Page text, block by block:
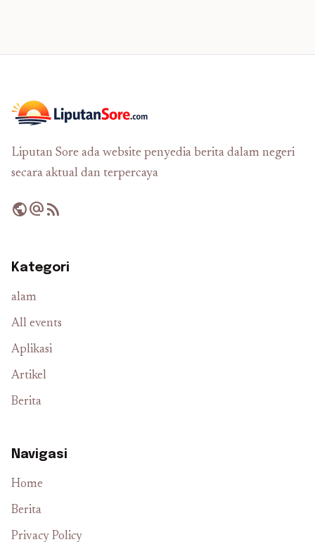
Liputan Sore ada website penyedia berita dalam negeri
secara aktual dan terpercaya
publicalternate_emailrss_feed
Kategori
alam
All events
Aplikasi
Artikel
Berita
Navigasi
Home
Berita
Privacy Policy